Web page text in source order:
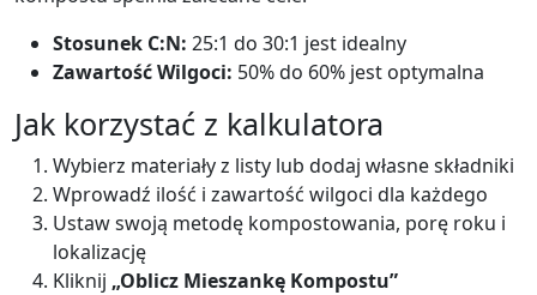
Stosunek C:N: 25:1 do 30:1 jest idealny
Zawartość Wilgoci: 50% do 60% jest optymalna
Jak korzystać z kalkulatora
Wybierz materiały z listy lub dodaj własne składniki
Wprowadź ilość i zawartość wilgoci dla każdego
Ustaw swoją metodę kompostowania, porę roku i
lokalizację
Kliknij „Oblicz Mieszankę Kompostu”